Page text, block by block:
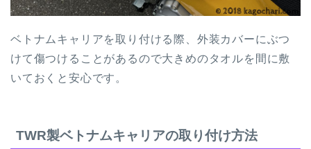
ベトナムキャリアを取り付ける際、外装カバーにぶつ
けて傷つけることがあるので大きめのタオルを間に敷
いておくと安心です。
TWR製ベトナムキャリアの取り付け方法